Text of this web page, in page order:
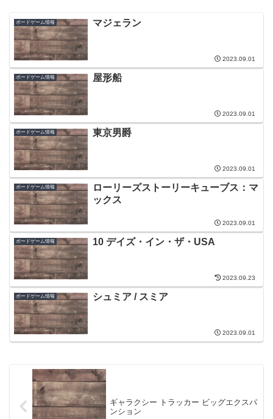
ボードゲーム情報 マジェラン
2023.09.01
ボードゲーム情報 屋形船
2023.09.01
ボードゲーム情報 東京男爵
2023.09.01
ボードゲーム情報
ローリーズストーリーキューブス：マ
ックス
2023.09.01
ボードゲーム情報 10 デイズ・イン・ザ・USA
2023.09.23
ボードゲーム情報 シュミア / スミア
2023.09.01
ギャラクシー トラッカー ビッグエクスパ
ンション